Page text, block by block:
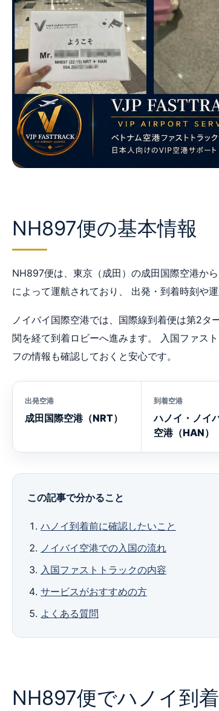
NH897便の基本情報
NH897便は、東京（成田）の成田国際空港か
によって運航されており、 出発・到着時刻や
ノイバイ国際空港では、国際線到着便は第2
関を経て到着ロビーへ進みます。 入国ファス
フの情報も確認しておくと安心です。
出発空港
成田国際空港（NRT）
到着空港
ハノイ・ノイ
空港（HAN）
この記事で分かること
ハノイ到着前に確認したいこと
ノイバイ空港での入国の流れ
入国ファストトラックの内容
サービスがおすすめの方
よくある質問
NH897便でハノイ到